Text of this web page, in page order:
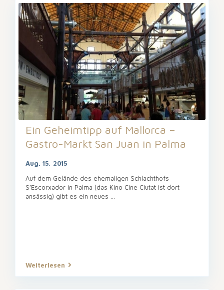
Ein Geheimtipp auf Mallorca –
Gastro-Markt San Juan in Palma
Aug. 15, 2015
Auf dem Gelände des ehemaligen Schlachthofs
S’Escorxador in Palma (das Kino Cine Ciutat ist dort
ansässig) gibt es ein neues ...
Weiterlesen